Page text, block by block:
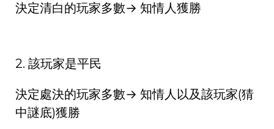
決定清白的玩家多數→ 知情人獲勝
2. 該玩家是平民
決定處決的玩家多數→ 知情人以及該玩家(猜
中謎底)獲勝